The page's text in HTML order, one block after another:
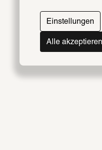
Einstellungen
Alle akzeptieren